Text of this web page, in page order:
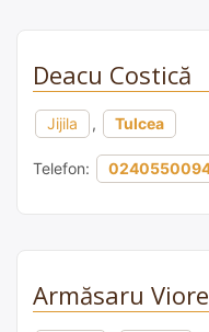
Deacu Costică
Jijila , Tulcea
Telefon:
Armăsaru